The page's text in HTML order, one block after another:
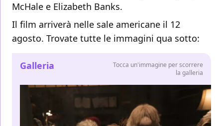
McHale e Elizabeth Banks.
Il film arriverà nelle sale americane il 12
agosto. Trovate tutte le immagini qua sotto:
Galleria
Tocca un'immagine per scorrere
la galleria